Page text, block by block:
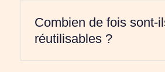
Combien de fois sont-
réutilisables ?